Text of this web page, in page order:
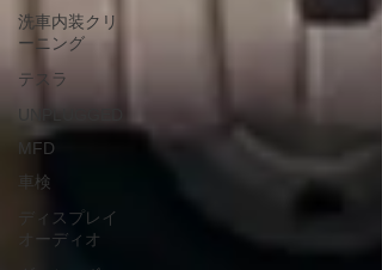
洗車内装クリ
ーニング
テスラ
UNPLUGGED
MFD
車検
ディスプレイ
オーディオ